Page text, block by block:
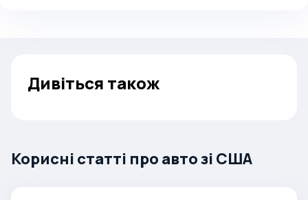
Дивіться також
Корисні статті про авто зі США